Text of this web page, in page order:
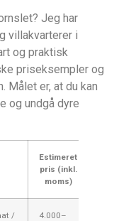
Jeg har
villakvarterer i
og praktisk
priseksempler og
Målet er, at du kan
og undgå dyre
Estimeret
pris (inkl.
moms)
/
4.000–